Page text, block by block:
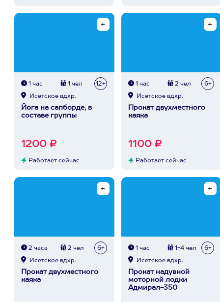
1 час 1 чел 12+
Исетское вдхр.
Йога на сапборде, в
составе группы
1200 ₽
Работает сейчас
1 час 2 чел 6+
Исетское вдхр.
Прокат двухместного
каяка
1100 ₽
Работает сейчас
2 часа 2 чел 6+
Исетское вдхр.
Прокат двухместного
каяка
1 час 1-4 чел 6+
Исетское вдхр.
Прокат надувной
моторной лодки
Адмирал-350